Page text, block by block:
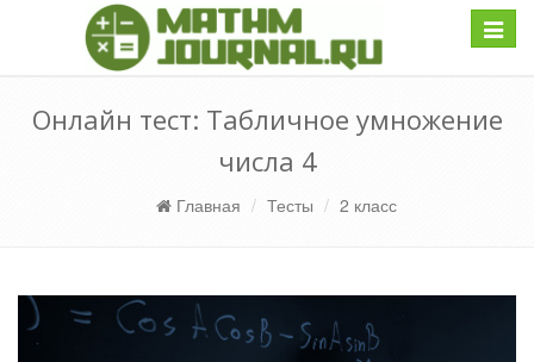
Онлайн тест: Табличное умножение
числа 4
Главная Тесты 2 класс